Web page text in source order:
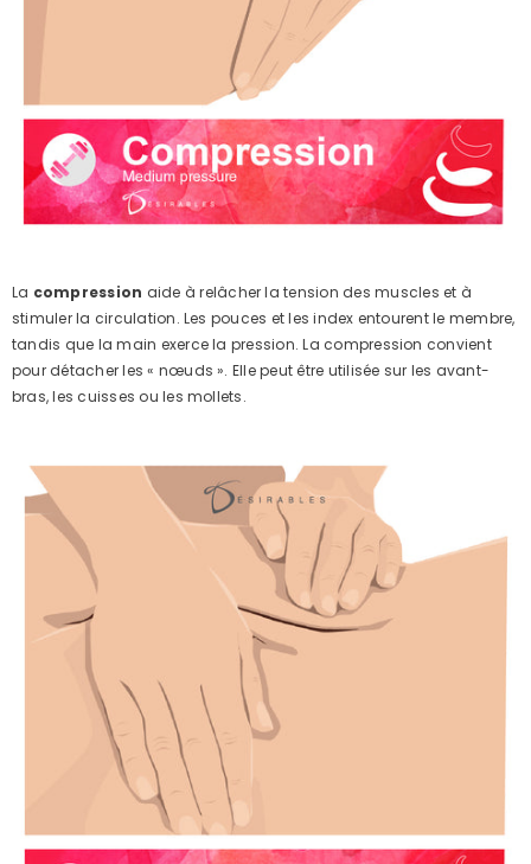
La compression aide à relâcher la tension des muscles et à
stimuler la circulation. Les pouces et les index entourent le membre,
tandis que la main exerce la pression. La compression convient
pour détacher les « nœuds ». Elle peut être utilisée sur les avant-
bras, les cuisses ou les mollets.